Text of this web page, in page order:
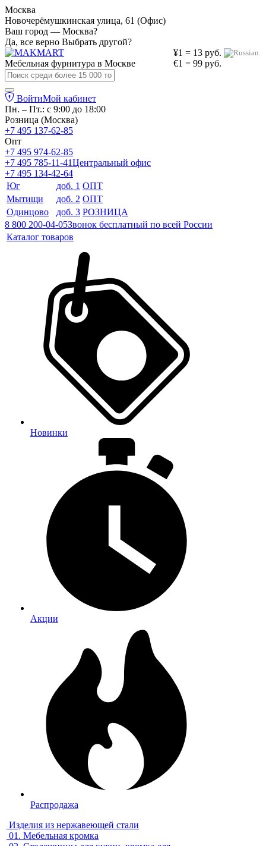
Москва
Новочерёмушкинская улица, 61 (Офис)
Ваш город — Москва?
Да, все верно Выбрать другой?
¥1 = 13 руб.
€1 = 99 руб.
Мебельная фурнитура в Москве
ВойтиМой кабинет
Пн. – Пт.: с 9:00 до 18:00
Розница (Москва)
+7 495 137-62-85
Опт
+7 495 974-62-85
+7 495 785-11-41Центральный офис
+7 495 134-42-64
Юг
доб. 1 ОПТ
Мытищи
доб. 2 ОПТ
Одинцово
доб. 3 РОЗНИЦА
8 800 200-04-05Звонок бесплатный по всей России
Каталог товаров
Новинки
Акции
Распродажа
Изделия из нержавеющей стали
01. Мебельная кромка